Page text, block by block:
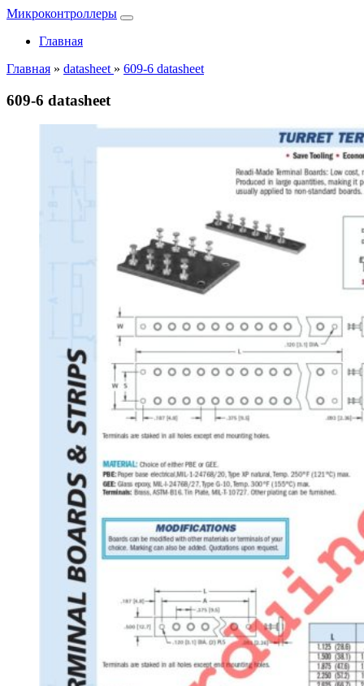
Микроконтроллеры
Главная
Главная » datasheet » 609-6 datasheet
609-6 datasheet